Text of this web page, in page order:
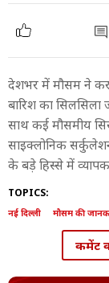
देशभर में मौसम ने
बारिश का
साथ कई मौसमीय
साइक्लोनिक
के बड़े हिस्से में
TOPICS:
नई दिल्ली मौसम की
कमेंट